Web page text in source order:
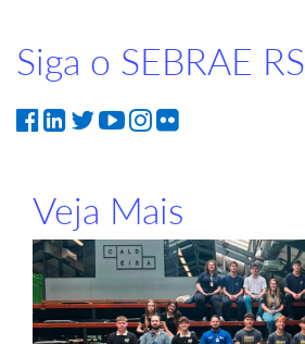
Siga o SEBRAE RS
Veja Mais